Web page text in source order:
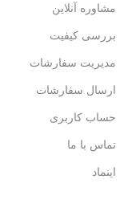
مشاوره آنلاین
بررسی کیفیت
مدیریت سفارشات
ارسال سفارشات
حساب کاربری
تماس با ما
اینماد